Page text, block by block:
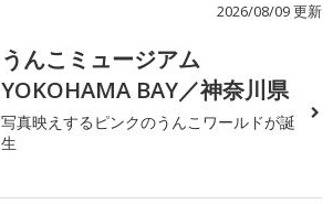
2026/08/09 更新
うんこミュージアム
YOKOHAMA BAY／神奈川県
写真映えするピンクのうんこワールドが誕
生